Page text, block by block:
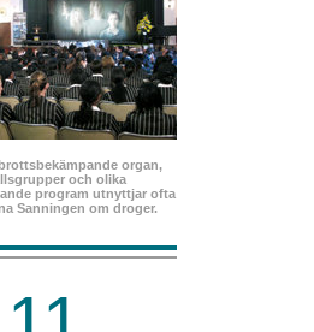
organ,
och olika
program utnyttjar ofta
Sanningen om droger.